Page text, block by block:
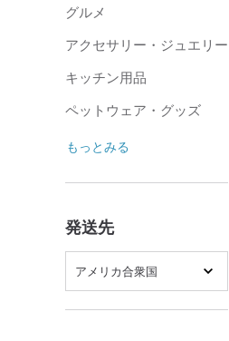
グルメ
アクセサリー・ジュエリー
キッチン用品
ペットウェア・グッズ
もっとみる
発送先
アメリカ合衆国